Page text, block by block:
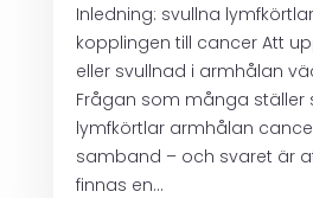
Inledning: svullna
kopplingen till cancer Att
eller svullnad i armhålan
Frågan som många ställer
lymfkörtlar armhålan
samband – och svaret är
finnas en...